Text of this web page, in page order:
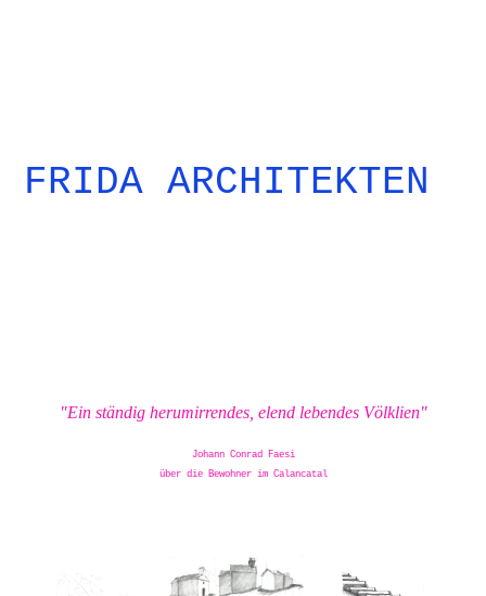
FRIDA ARCHITEKTEN
"Ein ständig herumirrendes, elend lebendes Völklien"
Johann Conrad Faesi
über die Bewohner im Calancatal